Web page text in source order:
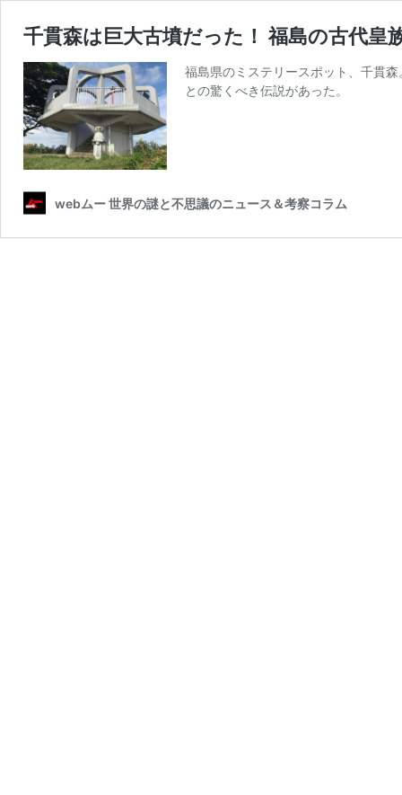
千貫森は巨大古墳だった！ 福島の古代皇
福島県のミステリースポット、千貫
との驚くべき伝説があった。
webムー 世界の謎と不思議のニュース＆考察コラム